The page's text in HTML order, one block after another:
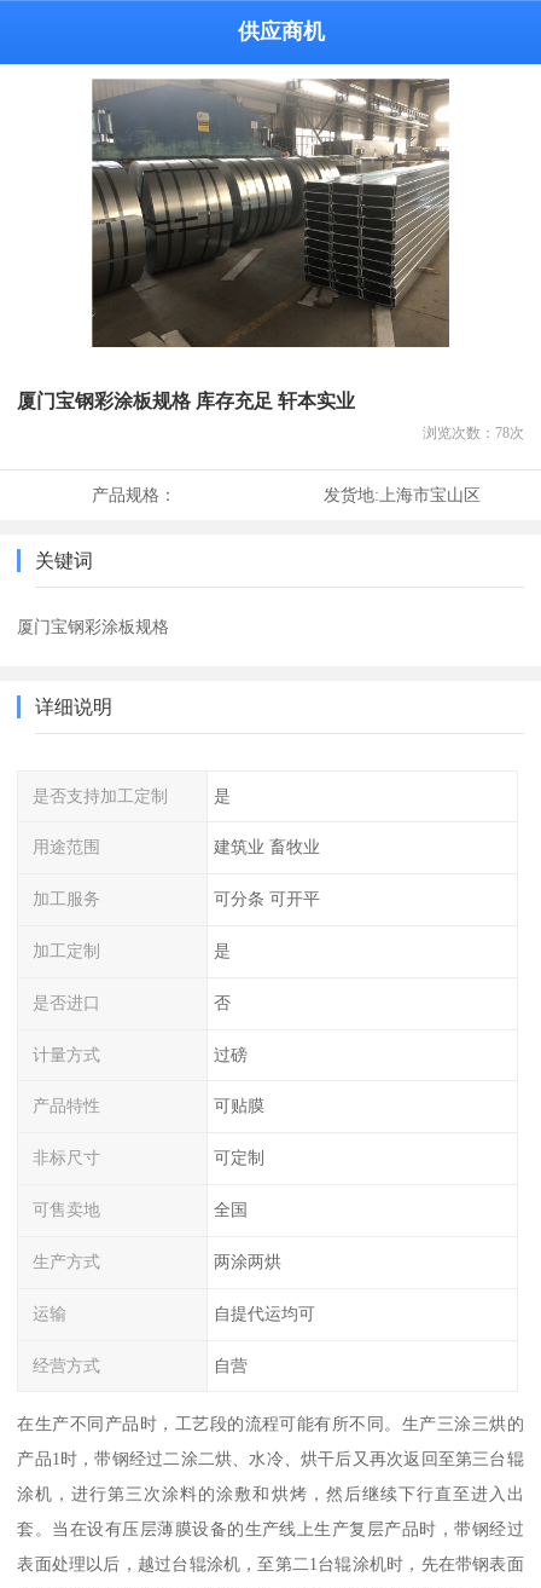
供应商机
厦门宝钢彩涂板规格 库存充足 轩本实业
浏览次数： 78次
产品规格： 发货地:上海市宝山区
关键词
厦门宝钢彩涂板规格
详细说明
是否支持加工定制 是
用途范围 建筑业 畜牧业
加工服务 可分条 可开平
加工定制 是
是否进口 否
计量方式 过磅
产品特性 可贴膜
非标尺寸 可定制
可售卖地 全国
生产方式 两涂两烘
运输 自提代运均可
经营方式 自营
在生产不同产品时，工艺段的流程可能有所不同。生产三涂三烘的
产品1时，带钢经过二涂二烘、水冷、烘干后又再次返回至第三台辊
涂机，进行第三次涂料的涂敷和烘烤，然后继续下行直至进入出
套。当在设有压层薄膜设备的生产线上生产复层产品时，带钢经过
表面处理以后，越过台辊涂机，至第二1台辊涂机时，先在带钢表面